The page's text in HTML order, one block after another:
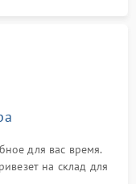
для вас время.
на склад для